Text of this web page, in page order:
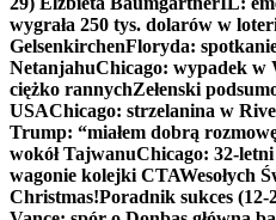
wygrała 250 tys. dolarów w
GelsenkirchenFloryda:
NetanjahuChicago: wypadek w
ciężko rannychZełenski
USAChicago: strzelanina w
Trump: “miałem dobrą
wokół TajwanuChicago: 32-
wagonie kolejki CTAWesołych
Christmas!Poradnik sukces